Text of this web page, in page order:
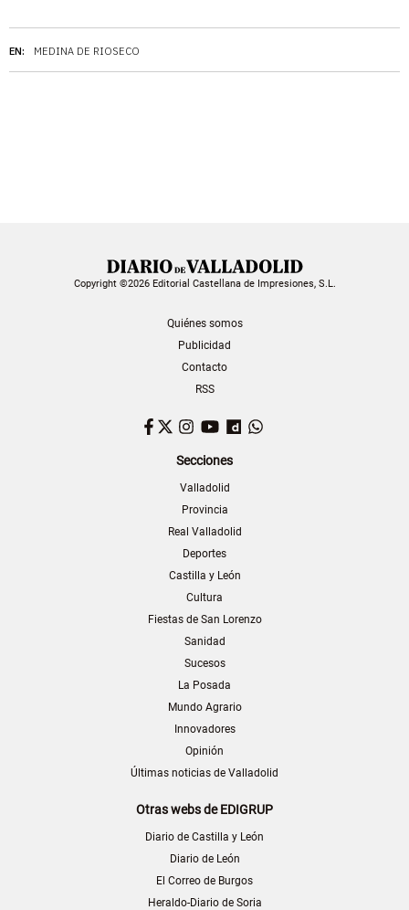
EN: MEDINA DE RIOSECO
Copyright ©2026 Editorial Castellana de Impresiones, S.L.
Quiénes somos
Publicidad
Contacto
RSS
Facebook
TwitterInstagram
YouTubeDailymotion
Secciones
Valladolid
Provincia
Real Valladolid
Deportes
Castilla y León
Cultura
Fiestas de San Lorenzo
Sanidad
Sucesos
La Posada
Mundo Agrario
Innovadores
Opinión
Últimas noticias de Valladolid
Otras webs de EDIGRUP
Diario de Castilla y León
Diario de León
El Correo de Burgos
Heraldo-Diario de Soria